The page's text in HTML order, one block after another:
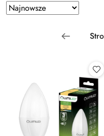
Zastosowano
sortowanie:
Sortuj
według